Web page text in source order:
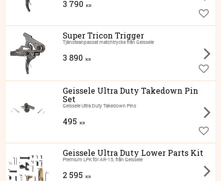
3 790 KR
Lägg
Super Tricon Trigger
Tjänsteanpassat matchtrycke från Geissele
3 890 KR
Lägg
Geissele Ultra Duty Takedown Pin
Set
Geissele Ultra Duty Takedown Pins
495 KR
Lägg
Geissele Ultra Duty Lower Parts Kit
Premium LPK för AR-15, från Geissele
2 595 KR